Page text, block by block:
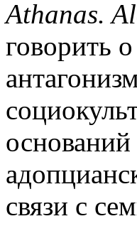
Athanas.
говорить
оснований
связи с